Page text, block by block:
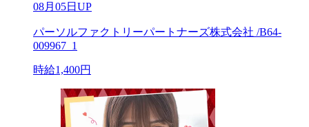
08月05日UP
パーソルファクトリーパートナーズ株式会社 /B64-
009967_1
時給1,400円